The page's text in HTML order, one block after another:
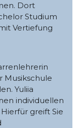
Dort
Studium
Vertiefung
Musikschule
Yuliia
individuellen
greift Sie